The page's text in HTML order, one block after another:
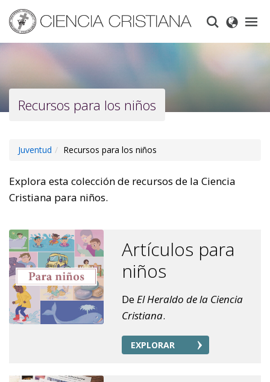
main
content
Recursos para los niños
Juventud Recursos para los niños
Explora esta colección de recursos de la Ciencia
Cristiana para niños.
Artículos para
niños
DeEl Heraldo de la Ciencia
Cristiana.
EXPLORAR